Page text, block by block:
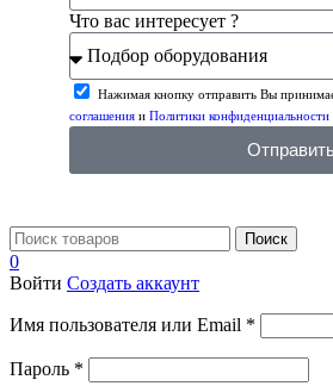
Что вас интересует ?
Нажимая кнопку отправить Вы
соглашения и Политики конфиденциальности
Отправить
Поиск
0
Войти Создать аккаунт
Имя пользователя или Email *
Пароль *